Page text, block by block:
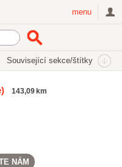
menu
Související sekce/štítky
143,09 km
NÁM